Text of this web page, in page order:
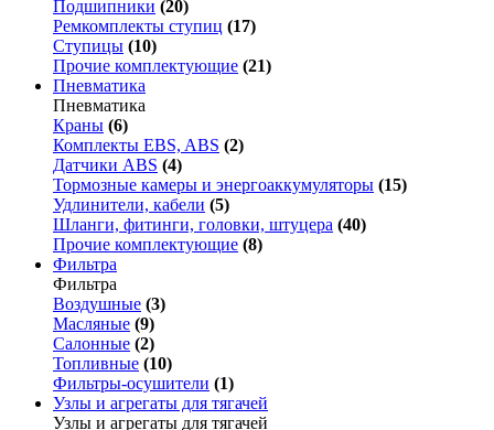
Подшипники (20)
Ремкомплекты ступиц (17)
Ступицы (10)
Прочие комплектующие (21)
Пневматика
Пневматика
Краны (6)
Комплекты EBS, ABS (2)
Датчики ABS (4)
Тормозные камеры и энергоаккумуляторы (15)
Удлинители, кабели (5)
Шланги, фитинги, головки, штуцера (40)
Прочие комплектующие (8)
Фильтра
Фильтра
Воздушные (3)
Масляные (9)
Салонные (2)
Топливные (10)
Фильтры-осушители (1)
Узлы и агрегаты для тягачей
Узлы и агрегаты для тягачей